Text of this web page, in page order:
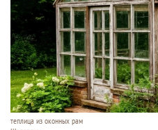
теплица из оконных рам